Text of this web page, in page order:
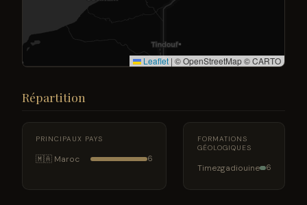
Leaflet | © OpenStreetMap © CARTO
Répartition
PRINCIPAUX PAYS
🇲🇦 Maroc 6
FORMATIONS
GÉOLOGIQUES
Timezgadiouine 6